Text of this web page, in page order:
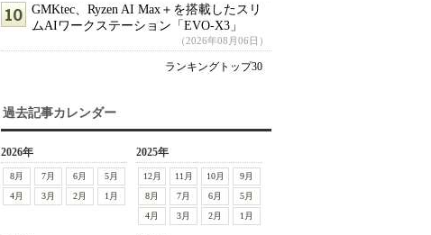
GMKtec、Ryzen AI Max＋を搭載したスリ
ムAIワークステーション「EVO-X3」
（2026年08月06日）
ランキングトップ30
過去記事カレンダー
2026年
8月 7月 6月
5月
4月
3月 2月 1月
2025年
12月 11月 10月
9月
8月
7月 6月
5月
4月
3月 2月 1月